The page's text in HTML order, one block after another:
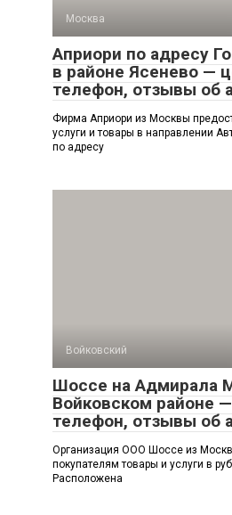
Москва
Априори по адресу
в районе Ясенево —
телефон, отзывы об
Фирма Априори из Москвы
услуги и товары в направлении
по адресу
Войковский
Шоссе на Адмирала
Войковском районе
телефон, отзывы об
Организация ООО Шоссе из
покупателям товары и услуги в
Расположена